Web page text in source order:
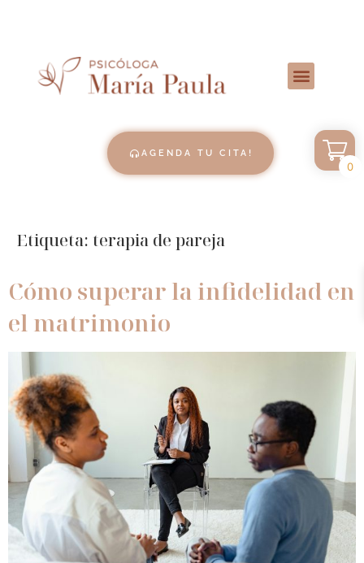
AGENDA TU CITA!
Etiqueta: terapia de pareja
Cómo superar la infidelidad en
el matrimonio
0